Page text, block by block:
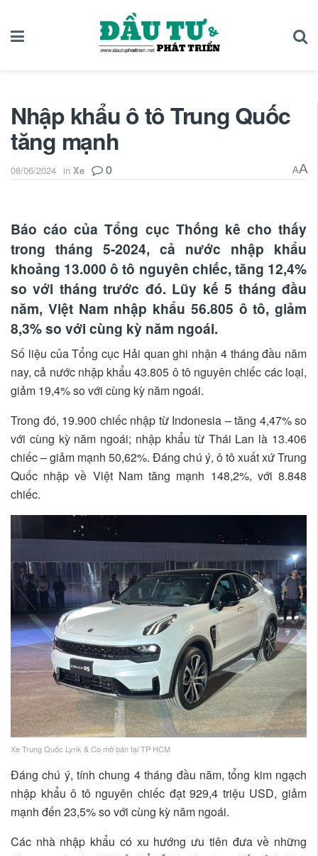
Nhập khẩu ô tô Trung Quốc
tăng mạnh
08/06/2024 in Xe 0 AA
Báo cáo của Tổng cục Thống kê cho thấy
trong tháng 5-2024, cả nước nhập khẩu
khoảng 13.000 ô tô nguyên chiếc, tăng 12,4%
so với tháng trước đó. Lũy kế 5 tháng đầu
năm, Việt Nam nhập khẩu 56.805 ô tô, giảm
8,3% so với cùng kỳ năm ngoái.
Số liệu của Tổng cục Hải quan ghi nhận 4 tháng đầu năm
nay, cả nước nhập khẩu 43.805 ô tô nguyên chiếc các loại,
giảm 19,4% so với cùng kỳ năm ngoái.
Trong đó, 19.900 chiếc nhập từ Indonesia – tăng 4,47% so
với cùng kỳ năm ngoái; nhập khẩu từ Thái Lan là 13.406
chiếc – giảm mạnh 50,62%. Đáng chú ý, ô tô xuất xứ Trung
Quốc nhập về Việt Nam tăng mạnh 148,2%, với 8.848
chiếc.
Xe Trung Quốc Lynk & Co mở bán tại TP HCM
Đáng chú ý, tính chung 4 tháng đầu năm, tổng kim ngạch
nhập khẩu ô tô nguyên chiếc đạt 929,4 triệu USD, giảm
mạnh đến 23,5% so với cùng kỳ năm ngoái.
Các nhà nhập khẩu có xu hướng ưu tiên đưa về những